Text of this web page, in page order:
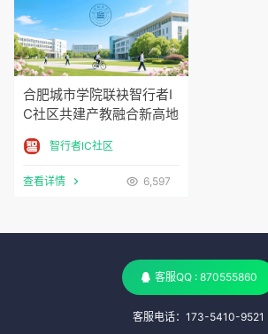
合肥城市学院联袂智行者I
C社区共建产教融合新高地
智行者IC社区
查看详情 6,597
客服QQ : 870555860
客服电话：173-5410-9521